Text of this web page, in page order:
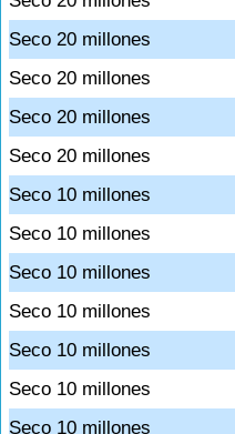
Seco 20 millones
Seco 20 millones
Seco 20 millones
Seco 20 millones
Seco 10 millones
Seco 10 millones
Seco 10 millones
Seco 10 millones
Seco 10 millones
Seco 10 millones
Seco 10 millones